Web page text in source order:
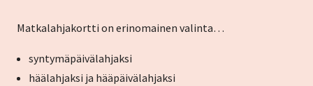
Matkalahjakortti on erinomainen valinta…
syntymäpäivälahjaksi
häälahjaksi ja hääpäivälahjaksi